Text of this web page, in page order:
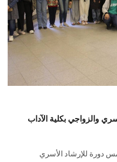
الطلاب
هيئة التدريس
الدراسات العليا
والزواجي بكلية الآداب
دورة للإرشاد الأسري